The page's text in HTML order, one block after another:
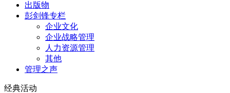
出版物
彭剑锋专栏
企业文化
企业战略管理
人力资源管理
其他
管理之声
经典活动